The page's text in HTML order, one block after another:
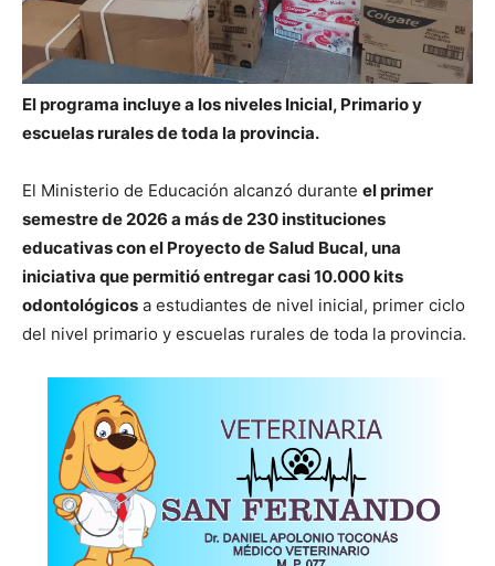
El programa incluye a los niveles Inicial, Primario y
escuelas rurales de toda la provincia.
El Ministerio de Educación alcanzó durante el primer
semestre de 2026 a más de 230 instituciones
educativas con el Proyecto de Salud Bucal, una
iniciativa que permitió entregar casi 10.000 kits
odontológicos a estudiantes de nivel inicial, primer ciclo
del nivel primario y escuelas rurales de toda la provincia.